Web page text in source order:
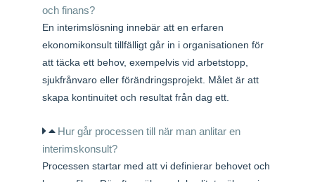
och finans?
En interimslösning innebär att en erfaren
ekonomikonsult tillfälligt går in i organisationen för
att täcka ett behov, exempelvis vid arbetstopp,
sjukfrånvaro eller förändringsprojekt. Målet är att
skapa kontinuitet och resultat från dag ett.
Hur går processen till när man anlitar en
interimskonsult?
Processen startar med att vi definierar behovet och